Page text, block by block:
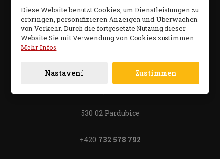
odeslat.
Hotel Staré Časy
530 02 Pardubice
+420 732 578 792
Diese Website benutzt Cookies, um Dienstleistungen zu
erbringen, personifizieren Anzeigen und Überwachen
von Verkehr. Durch die fortgesetzte Nutzung dieser
Website Sie mit Verwendung von Cookies zustimmen.
Mehr Infos
Nastavení Zustimmen